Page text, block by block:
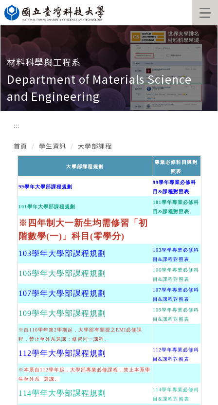
跳
到
主
要
內
容
區
材料科學與工程系
Department of Materials Science
and Engineering
:::
首頁 學生資訊 大學部課程
大學部課程規劃
專業必修科目與對
照表
99學年大學部課程規劃
99學年專業必修科
目&課程對照表
101學年大學部課程規劃
101學年專業必修科
目&課程對照表
※四年制大一新生均需修習「初
階數學(一)」科目(零學分)
103學年大學部課程規劃
103學年專業必修科
目&課程對照表
106學年大學部課程規劃
106學年專業必修科
目&課程對照表
107學年大學部課程規劃
107學年專業必修科
目&課程對照表
109學年大學部課程規劃
109學年專業必修科
目&課程對照表
※ 自110學年第2學期起，大學部有開授之EMI必修課
程，禁止至外系選課；修習同一課程。
112學年大學部課程規劃
112學年專業必修科
目&課程對照表
※本系自112學年起，大學部專業必修課程，禁止本系學
生至外系 選課。
114學年大學部課程規劃
114學年專業必修科
目&課程對照表